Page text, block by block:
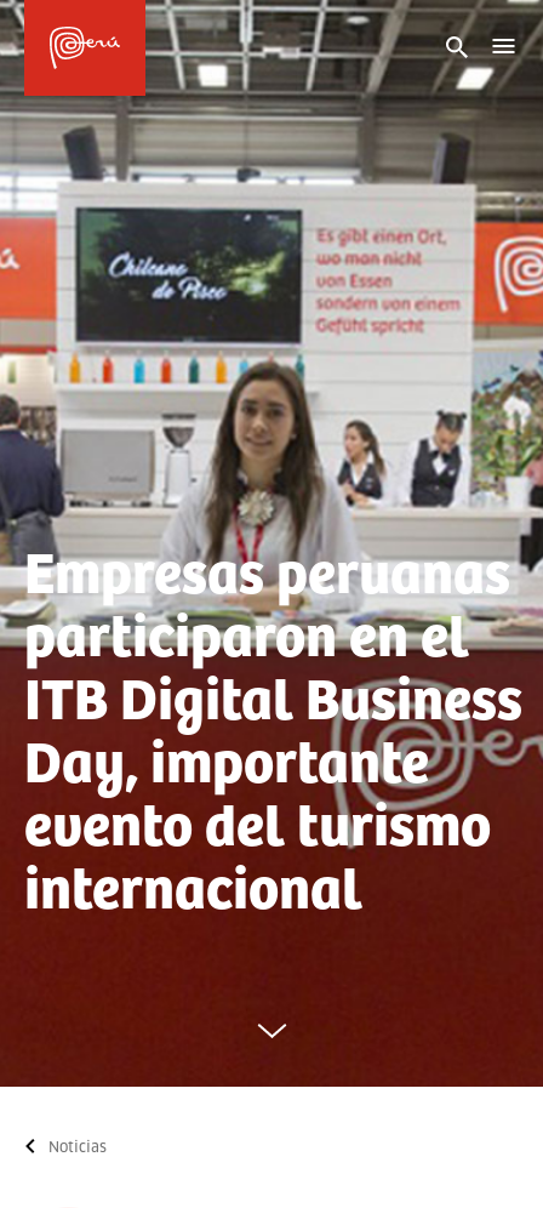
Empresas peruanas
participaron en el
ITB Digital Business
Day, importante
evento del turismo
internacional
Noticias